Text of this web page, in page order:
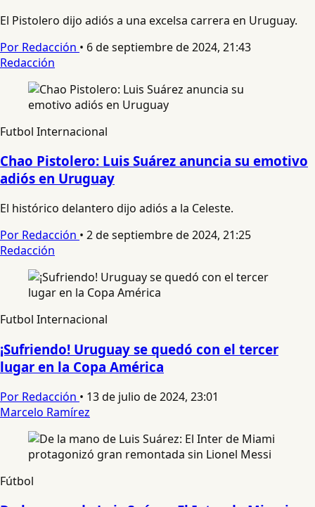
El Pistolero dijo adiós a una excelsa carrera en Uruguay.
Por Redacción • 6 de septiembre de 2024, 21:43
Redacción
Futbol Internacional
Chao Pistolero: Luis Suárez anuncia su emotivo
adiós en Uruguay
El histórico delantero dijo adiós a la Celeste.
Por Redacción • 2 de septiembre de 2024, 21:25
Redacción
Futbol Internacional
¡Sufriendo! Uruguay se quedó con el tercer
lugar en la Copa América
Por Redacción • 13 de julio de 2024, 23:01
Marcelo Ramírez
Fútbol